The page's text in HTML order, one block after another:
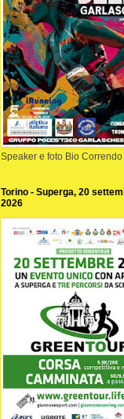
Speaker e foto Bio Correndo
Torino - Superga, 20
2026